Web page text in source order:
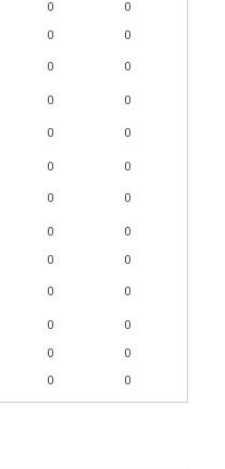
0
0
0 0
0 0
0 0
0 0
0 0
0 0
0
0
0 0
0 0
0
0
0
0
0 0